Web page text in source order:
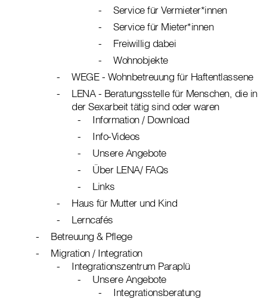
Service für Vermieter*innen
Service für Mieter*innen
Freiwillig dabei
Wohnobjekte
WEGE - Wohnbetreuung für Haftentlassene
LENA - Beratungsstelle für Menschen, die in
der Sexarbeit tätig sind oder waren
Information / Download
Info-Videos
Unsere Angebote
Über LENA/ FAQs
Links
Haus für Mutter und Kind
Lerncafés
Betreuung & Pflege
Migration / Integration
Integrationszentrum Paraplü
Unsere Angebote
Integrationsberatung